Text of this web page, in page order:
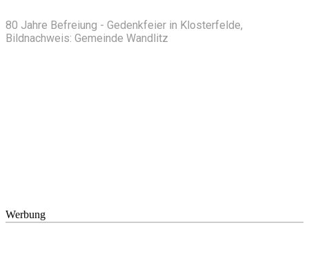
80 Jahre Befreiung - Gedenkfeier in Klosterfelde,
Bildnachweis: Gemeinde Wandlitz
Werbung